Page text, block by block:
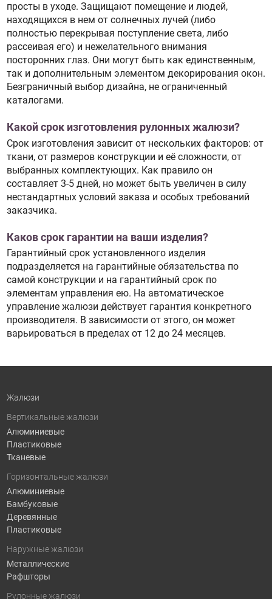
просты в уходе. Защищают помещение и людей,
находящихся в нем от солнечных лучей (либо
полностью перекрывая поступление света, либо
рассеивая его) и нежелательного внимания
посторонних глаз. Они могут быть как единственным,
так и дополнительным элементом декорирования окон.
Безграничный выбор дизайна, не ограниченный
каталогами.
Какой срок изготовления рулонных жалюзи?
Срок изготовления зависит от нескольких факторов: от
ткани, от размеров конструкции и её сложности, от
выбранных комплектующих. Как правило он
составляет 3-5 дней, но может быть увеличен в силу
нестандартных условий заказа и особых требований
заказчика.
Каков срок гарантии на ваши изделия?
Гарантийный срок установленного изделия
подразделяется на гарантийные обязательства по
самой конструкции и на гарантийный срок по
элементам управления ею. На автоматическое
управление жалюзи действует гарантия конкретного
производителя. В зависимости от этого, он может
варьироваться в пределах от 12 до 24 месяцев.
Жалюзи
Вертикальные жалюзи
Алюминиевые
Пластиковые
Тканевые
Горизонтальные жалюзи
Алюминиевые
Бамбуковые
Деревянные
Пластиковые
Наружные жалюзи
Металлические
Рафшторы
Рулонные жалюзи